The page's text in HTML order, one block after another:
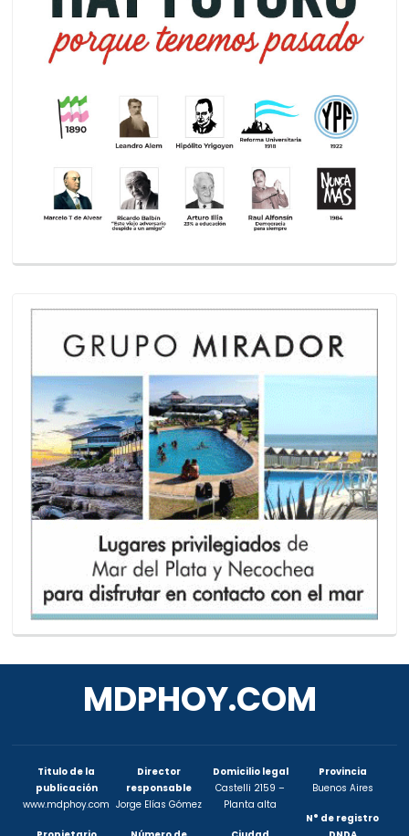
MDPHOY.COM
Titulo de la
publicación
www.mdphoy.com
Director
responsable
Jorge Elías Gómez
Domicilio legal
Castelli 2159 –
Planta alta
Provincia
Buenos Aires
N° de registro